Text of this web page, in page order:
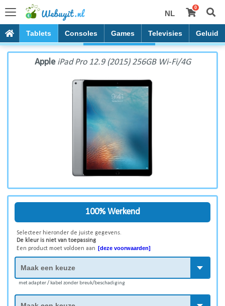
NL
0
Tablets Consoles Games Televisies Geluid
Apple iPad Pro 12.9 (2015) 256GB Wi-Fi/4G
Apple iPad Pro 12.9 (2015) 256GB Wi-Fi/4G
100% Werkend
Selecteer hieronder de juiste gegevens.
De kleur is niet van toepassing
Een product moet voldoen aan [deze voorwaarden]
met adapter / kabel zonder breuk/beschadiging